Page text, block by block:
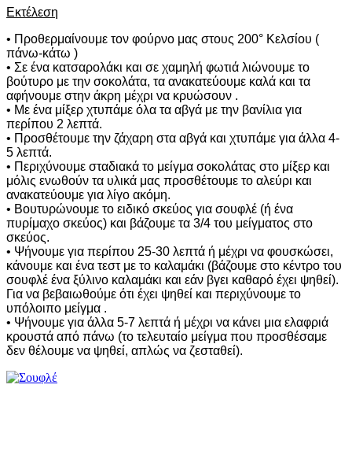
Εκτέλεση
• Προθερμαίνουμε τον φούρνο μας στους 200° Κελσίου (
πάνω-κάτω )
• Σε ένα κατσαρολάκι και σε χαμηλή φωτιά λιώνουμε το
βούτυρο με την σοκολάτα, τα ανακατεύουμε καλά και τα
αφήνουμε στην άκρη μέχρι να κρυώσουν .
• Με ένα μίξερ χτυπάμε όλα τα αβγά με την βανίλια για
περίπου 2 λεπτά.
• Προσθέτουμε την ζάχαρη στα αβγά και χτυπάμε για άλλα 4-
5 λεπτά.
• Περιχύνουμε σταδιακά το μείγμα σοκολάτας στο μίξερ και
μόλις ενωθούν τα υλικά μας προσθέτουμε το αλεύρι και
ανακατεύουμε για λίγο ακόμη.
• Βουτυρώνουμε το ειδικό σκεύος για σουφλέ (ή ένα
πυρίμαχο σκεύος) και βάζουμε τα 3/4 του μείγματος στο
σκεύος.
• Ψήνουμε για περίπου 25-30 λεπτά ή μέχρι να φουσκώσει,
κάνουμε και ένα τεστ με το καλαμάκι (βάζουμε στο κέντρο του
σουφλέ ένα ξύλινο καλαμάκι και εάν βγει καθαρό έχει ψηθεί).
Για να βεβαιωθούμε ότι έχει ψηθεί και περιχύνουμε το
υπόλοιπο μείγμα .
• Ψήνουμε για άλλα 5-7 λεπτά ή μέχρι να κάνει μια ελαφριά
κρουστά από πάνω (το τελευταίο μείγμα που προσθέσαμε
δεν θέλουμε να ψηθεί, απλώς να ζεσταθεί).